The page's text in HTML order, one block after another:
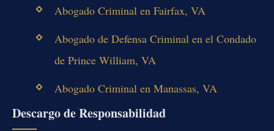
Abogado Criminal en Fairfax, VA
Abogado de Defensa Criminal en el Condado
de Prince William, VA
Abogado Criminal en Manassas, VA
Descargo de Responsabilidad